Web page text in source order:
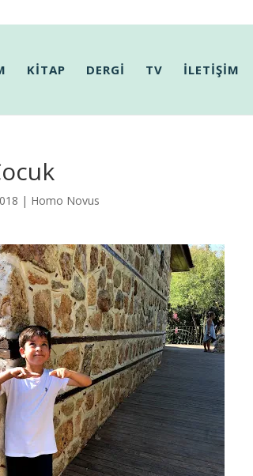
KİTAP DERGİ TV İLETİŞİM
| Homo Novus